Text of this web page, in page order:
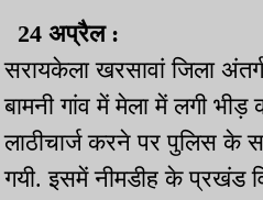
24 अप्रैल :
सरायकेला खरसावां जिला
बामनी गांव में मेला में लगी
लाठीचार्ज करने पर पुलिस के
गयी. इसमें नीमडीह के प्रखंड